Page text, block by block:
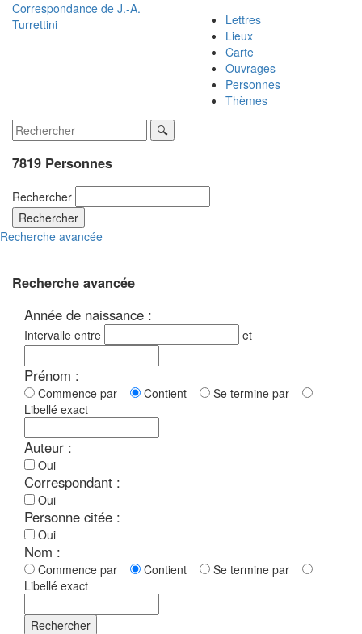
Correspondance de J.-A.
Turrettini
Lettres
Lieux
Carte
Ouvrages
Personnes
Thèmes
7819 Personnes
Rechercher
Rechercher
Recherche avancée
Recherche avancée
Année de naissance :
Intervalle entre et
Prénom :
Commence par Contient
Se termine par
Libellé exact
Auteur :
Oui
Correspondant :
Oui
Personne citée :
Oui
Nom :
Commence par Contient
Se termine par
Libellé exact
Rechercher